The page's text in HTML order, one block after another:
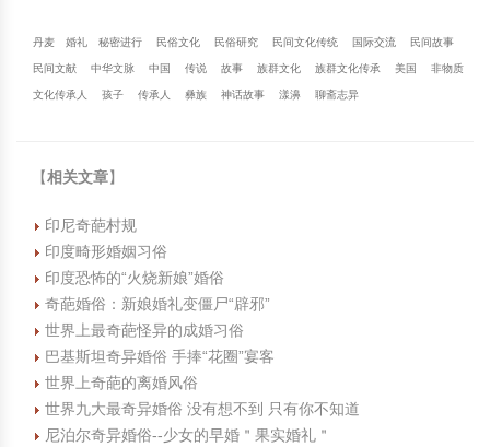
剪纸艺术
剪纸艺术
丹麦 婚礼 秘密进行 民俗文化 民俗研究 民间文化传统 国际交流 民间故事
民间文献 中华文脉 中国 传说 故事 族群文化 族群文化传承 美国 非物质
文化传承人 孩子 传承人 彝族 神话故事 漾濞 聊斋志异
【相关文章】
印尼奇葩村规
印度畸形婚姻习俗
印度恐怖的“火烧新娘”婚俗
奇葩婚俗：新娘婚礼变僵尸“辟邪”
世界上最奇葩怪异的成婚习俗
巴基斯坦奇异婚俗 手捧“花圈”宴客
世界上奇葩的离婚风俗
世界九大最奇异婚俗 没有想不到 只有你不知道
尼泊尔奇异婚俗--少女的早婚＂果实婚礼＂